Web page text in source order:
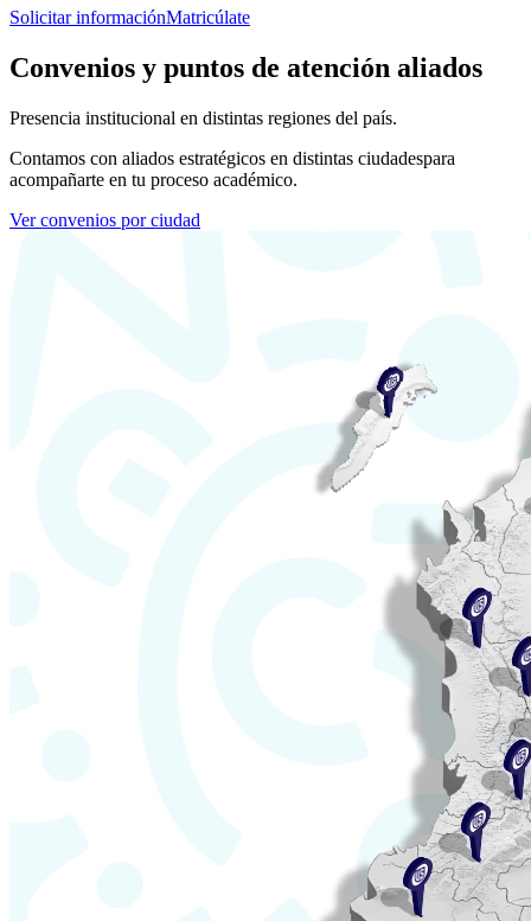
Solicitar informaciónMatricúlate
Convenios y puntos de atención aliados
Presencia institucional en distintas regiones del país.
Contamos con aliados estratégicos en distintas ciudadespara
acompañarte en tu proceso académico.
Ver convenios por ciudad